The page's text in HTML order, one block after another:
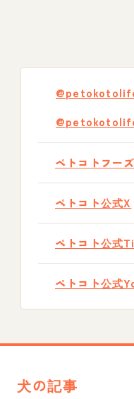
ペトコトフー
ペトコト公式X
ペトコト公式
ペトコト公式
犬の記事